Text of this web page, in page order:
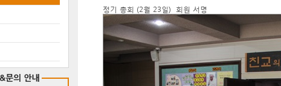
정기 총회 (2월 23일) 회원 서명